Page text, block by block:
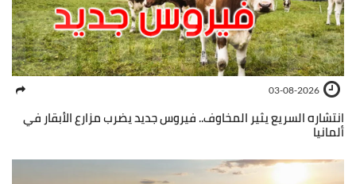
03-08-2026
انتشاره السريع يثير المخاوف.. فيروس جديد يضرب مزارع الأبقار في
ألمانيا